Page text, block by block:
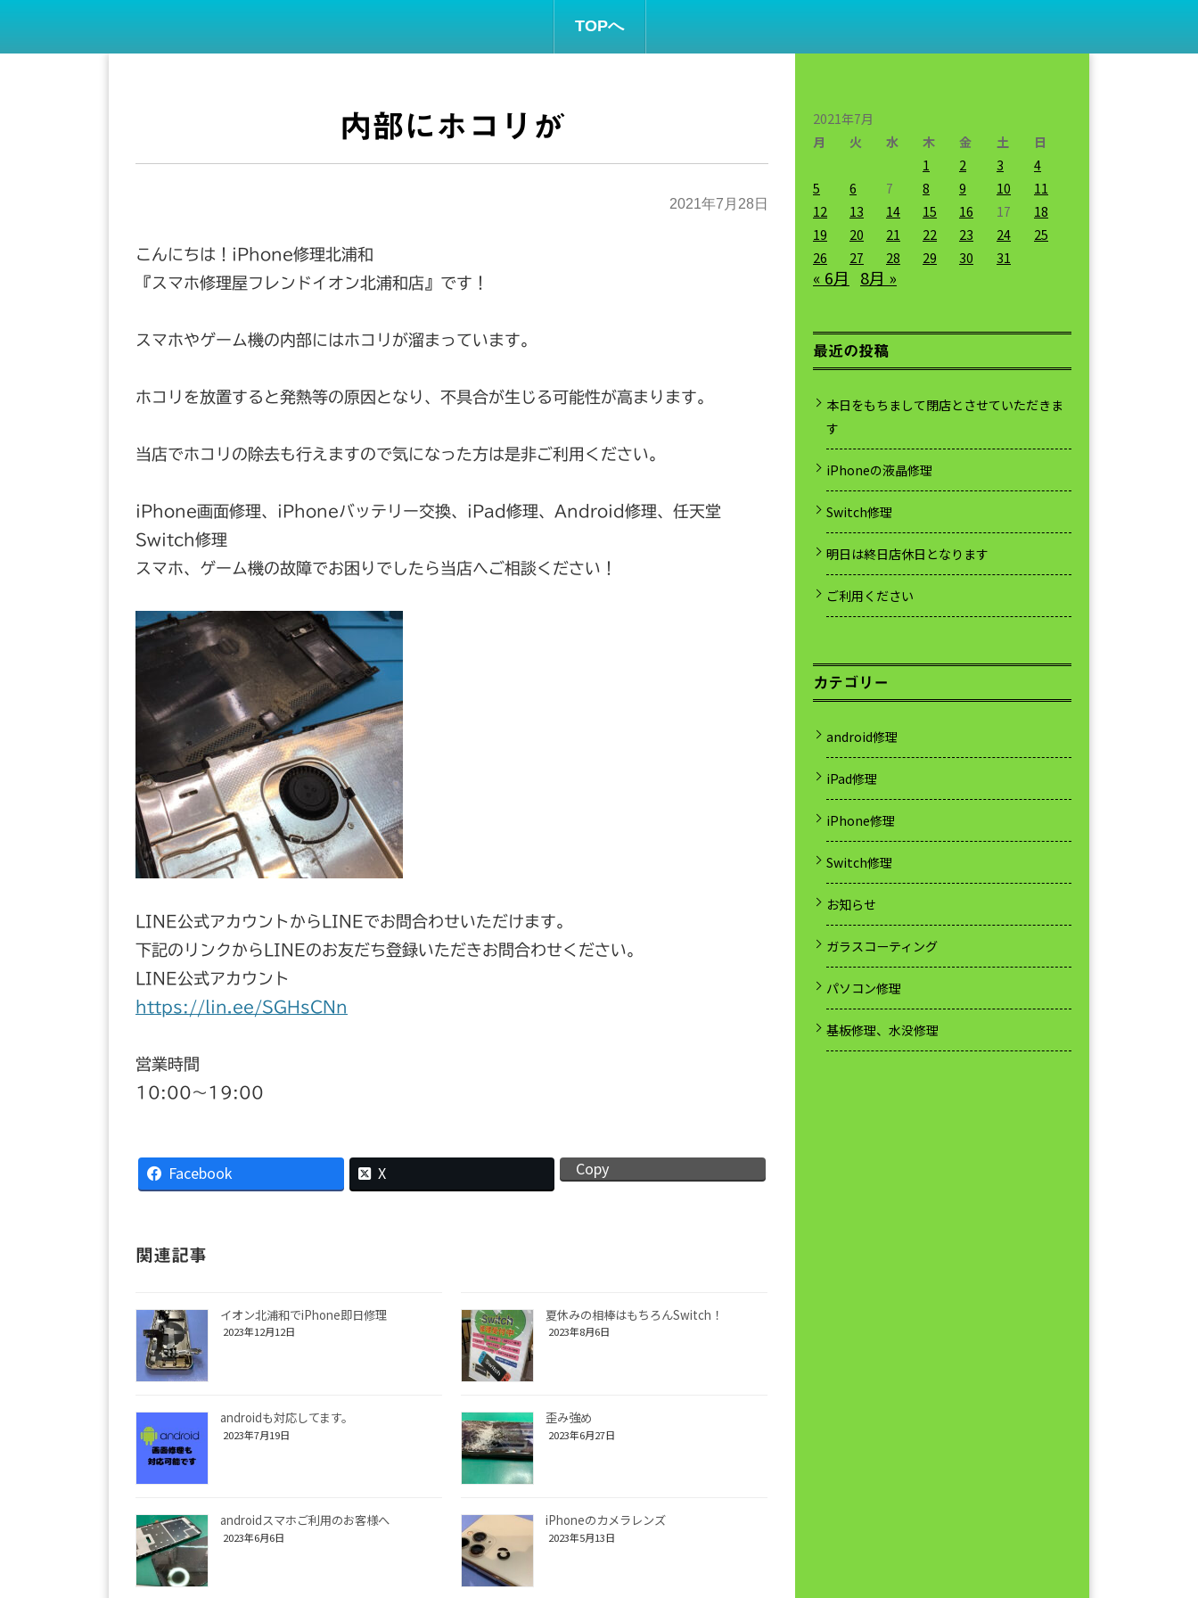
TOPへ
内部にホコリが
2021年7月28日
こんにちは！iPhone修理北浦和
『スマホ修理屋フレンドイオン北浦和店』です！
スマホやゲーム機の内部にはホコリが溜まっています。
ホコリを放置すると発熱等の原因となり、不具合が生じる可能性が高まります。
当店でホコリの除去も行えますので気になった方は是非ご利用ください。
iPhone画面修理、iPhoneバッテリー交換、iPad修理、Android修理、任天堂
Switch修理
スマホ、ゲーム機の故障でお困りでしたら当店へご相談ください！
LINE公式アカウントからLINEでお問合わせいただけます。
下記のリンクからLINEのお友だち登録いただきお問合わせください。
LINE公式アカウント
https://lin.ee/SGHsCNn
営業時間
10:00〜19:00
Facebook X Copy
関連記事
イオン北浦和でiPhone即日修理
2023年12月12日
夏休みの相棒はもちろんSwitch！
2023年8月6日
androidも対応してます。
2023年7月19日
歪み強め
2023年6月27日
androidスマホご利用のお客様へ
2023年6月6日
iPhoneのカメラレンズ
2023年5月13日
2021年7月
月
火 水 木 金 土
日
1
2 3
4
5
6 7 8 9 10
11
12
13 14 15 16 17
18
19
20 21 22 23 24
25
26
27 28 29 30 31
« 6月 8月 »
最近の投稿
本日をもちまして閉店とさせていただきま
す
iPhoneの液晶修理
Switch修理
明日は終日店休日となります
ご利用ください
カテゴリー
android修理
iPad修理
iPhone修理
Switch修理
お知らせ
ガラスコーティング
パソコン修理
基板修理、水没修理